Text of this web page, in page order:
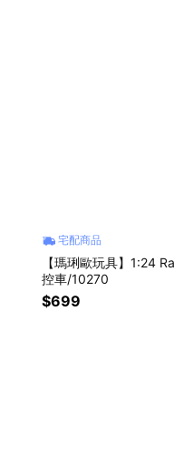
宅配商品
【瑪琍歐玩具】1:24
控車/10270
$699